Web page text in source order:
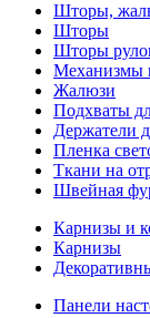
Шторы,
Шторы
Шторы
Механизмы
Жалюзи
Подхваты
Держатели
Пленка
Ткани на
Швейная
Карнизы и
Карнизы
Панели